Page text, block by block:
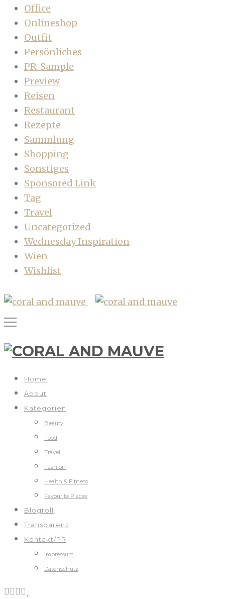
Office
Onlineshop
Outfit
Persönliches
PR-Sample
Preview
Reisen
Restaurant
Rezepte
Sammlung
Shopping
Sonstiges
Sponsored Link
Tag
Travel
Uncategorized
Wednesday Inspiration
Wien
Wishlist
Home
About
Kategorien
Beauty
Food
Travel
Fashion
Health & Fitness
Favourite Places
Blogroll
Transparenz
Kontakt/PR
Impressum
Datenschutz